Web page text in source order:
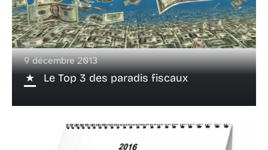
9 décembre 2013
Le Top 3 des paradis fiscaux